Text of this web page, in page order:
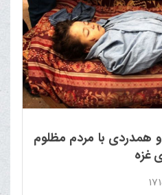
همدردی با مردم مظلوم
غزه